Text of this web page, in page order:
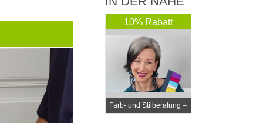
10% Rabatt
Farb- und Stilberatung –
Elli Steiner